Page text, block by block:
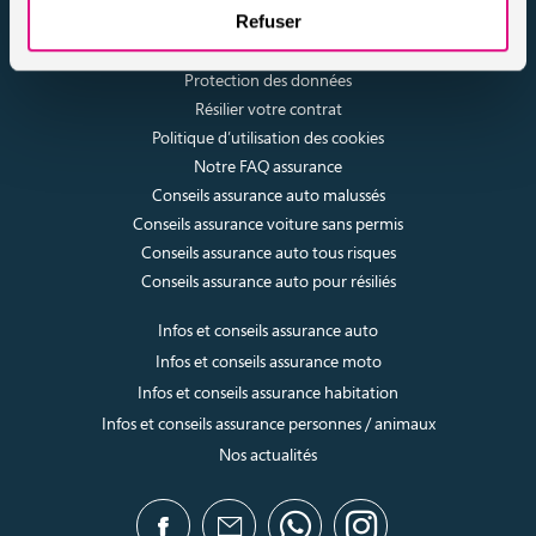
Refuser
Nos dossiers
Mentions légales
Protection des données
Résilier votre contrat
Politique d’utilisation des cookies
Notre FAQ assurance
Conseils assurance auto malussés
Conseils assurance voiture sans permis
Conseils assurance auto tous risques
Conseils assurance auto pour résiliés
Infos et conseils assurance auto
Infos et conseils assurance moto
Infos et conseils assurance habitation
Infos et conseils assurance personnes / animaux
Nos actualités